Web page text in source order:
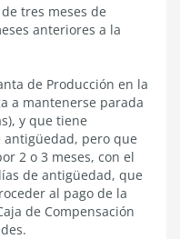
tres meses de
anteriores a la
de Producción en la
a mantenerse parada
y que tiene
antigüedad, pero que
2 o 3 meses, con el
de antigüedad, que
al pago de la
de Compensación